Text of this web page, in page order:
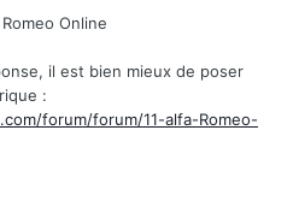
Online
il est bien mieux de poser
:
forum/forum/11-alfa-Romeo-